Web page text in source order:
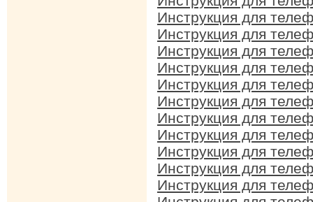
Инструкция для
Инструкция для
Инструкция для
Инструкция для
Инструкция для
Инструкция для
Инструкция для
Инструкция для
Инструкция для
Инструкция для
Инструкция для